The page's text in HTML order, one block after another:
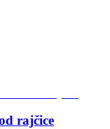
rajčice